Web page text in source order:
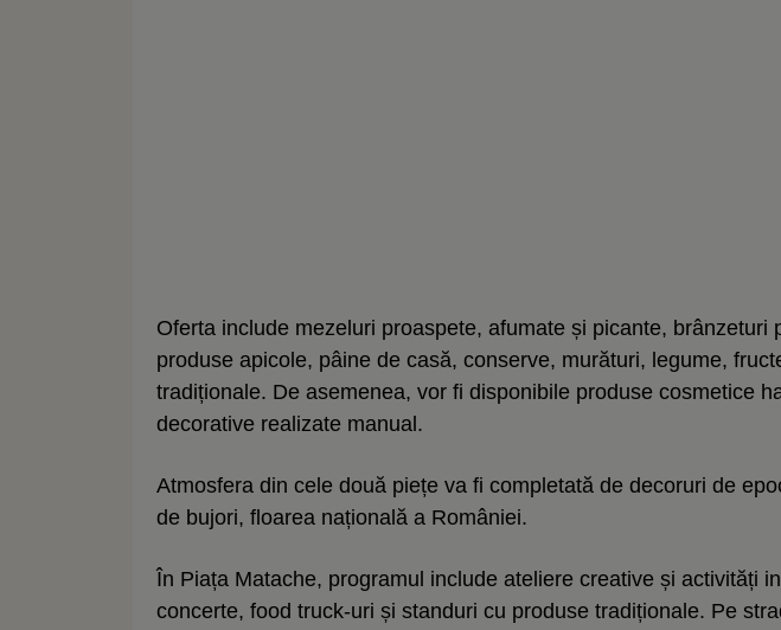
Oferta include mezeluri proaspete, afumate și picante, brânzeturi
produse apicole, pâine de casă, conserve, murături, legume,
tradiționale. De asemenea, vor fi disponibile produse cosmetice
decorative realizate manual.
Atmosfera din cele două piețe va fi completată de decoruri de
de bujori, floarea națională a României.
În Piața Matache, programul include ateliere creative și activități
concerte, food truck-uri și standuri cu produse tradiționale. Pe